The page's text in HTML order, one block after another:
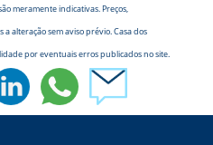
meramente indicativas. Preços,
alteração sem aviso prévio. Casa dos
por eventuais erros publicados no site.